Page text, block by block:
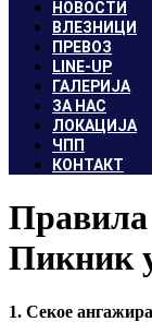
НОВОСТИ
ВЛЕЗНИЦИ
ПРЕВОЗ
LINE-UP
ГАЛЕРИЈА
ЗА НАС
ЛОКАЦИЈА
ЧПП
КОНТАКТ
Правила
Пикник
1. Секое